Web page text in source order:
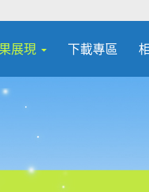
展現 下載專區